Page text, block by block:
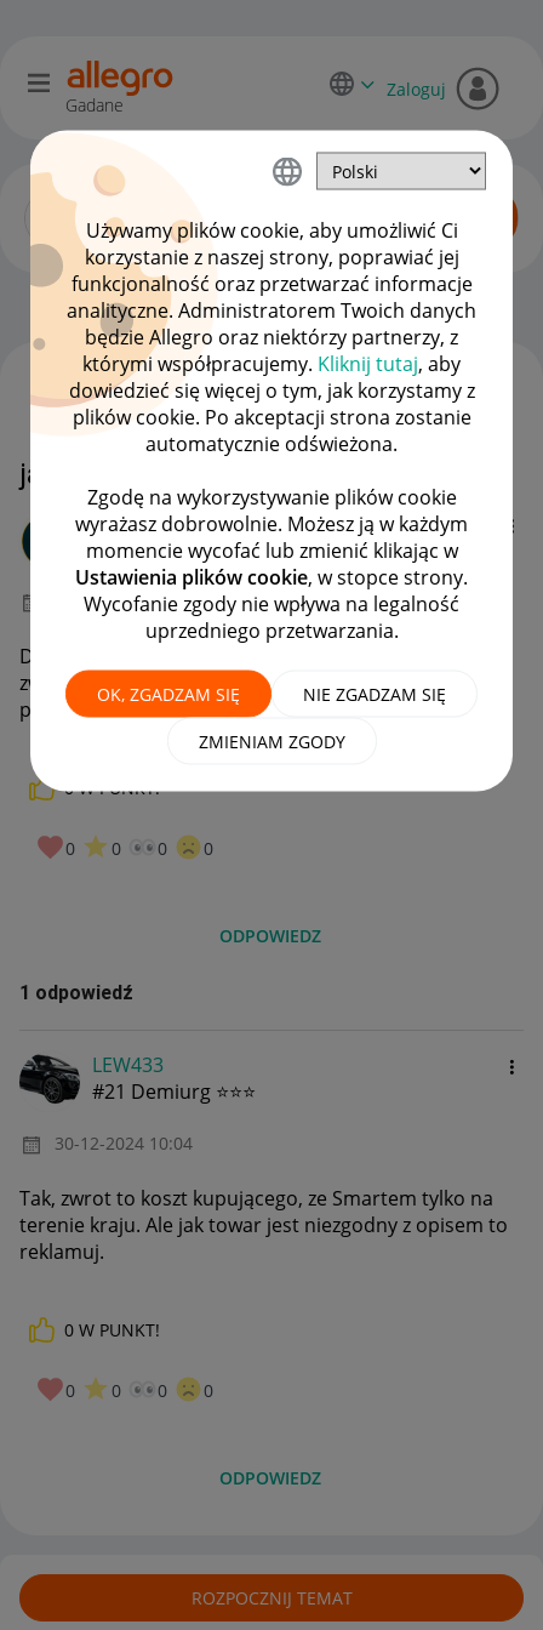
Używamy plików cookie, aby umożliwić Ci
korzystanie z naszej strony, poprawiać jej
funkcjonalność oraz przetwarzać informacje
analityczne. Administratorem Twoich danych
będzie Allegro oraz niektórzy partnerzy, z
którymi współpracujemy. Kliknij tutaj, aby
dowiedzieć się więcej o tym, jak korzystamy z
plików cookie. Po akceptacji strona zostanie
automatycznie odświeżona.
Zgodę na wykorzystywanie plików cookie
wyrażasz dobrowolnie. Możesz ją w każdym
momencie wycofać lub zmienić klikając w
Ustawienia plików cookie, w stopce strony.
Wycofanie zgody nie wpływa na legalność
uprzedniego przetwarzania.
OK, ZGADZAM SIĘ NIE ZGADZAM SIĘ
ZMIENIAM ZGODY
Gadane
Zaloguj
Dyskusje kupujących OPCJE
jak zwrócić towar
smooler12
#7 Wielbiciel
‎30-12-2024 09:58
Dostałem paczkę z chin za pośrednictwem allegro do
zwrotu został podany adres w Chinach czy to jest
przesyłka własna
0W PUNKT!
0 0 0 0
ODPOWIEDZ
WSZYSTKIE TEMATY
1 odpowiedź
LEW433
#21 Demiurg ⭐⭐⭐
‎30-12-2024 10:04
Tak, zwrot to koszt kupującego, ze Smartem tylko na
terenie kraju. Ale jak towar jest niezgodny z opisem to
reklamuj.
0 W PUNKT!
0 0 0 0
ODPOWIEDZ
ROZPOCZNIJ TEMAT